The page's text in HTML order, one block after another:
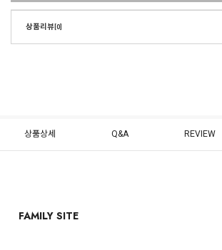
상품리뷰[0]
상품상세 Q&A REVIEW